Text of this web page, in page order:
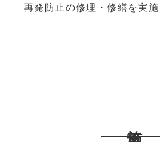
再発防止の修理・修繕を実施